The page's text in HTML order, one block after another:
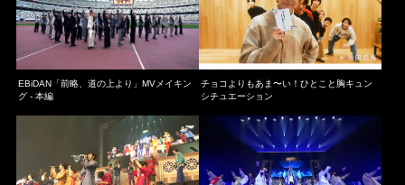
EBiDAN「前略、道の上より」MVメイキン
グ - 本編
チョコよりもあま〜い！ひとこと胸キュン
シチュエーション